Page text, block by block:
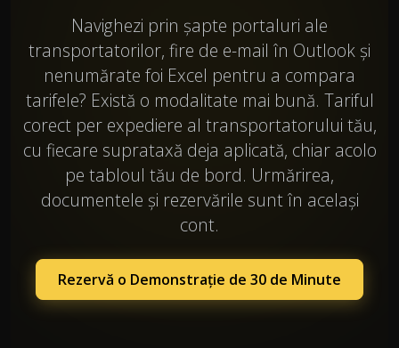
Navighezi prin șapte portaluri ale
transportatorilor, fire de e-mail în Outlook și
nenumărate foi Excel pentru a compara
tarifele? Există o modalitate mai bună. Tariful
corect per expediere al transportatorului tău,
cu fiecare suprataxă deja aplicată, chiar acolo
pe tabloul tău de bord. Urmărirea,
documentele și rezervările sunt în același
cont.
Rezervă o Demonstrație de 30 de Minute